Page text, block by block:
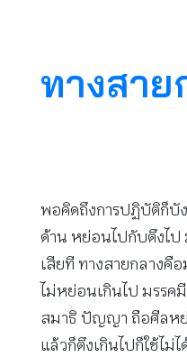
ทางสาย
พอคิดถึงการปฏิบัติก็บั
ด้าน หย่อนไปกับตึงไป
เสียที ทางสายกลางคื
ไม่หย่อนเกินไป มรรค
สมาธิ ปัญญา ถือศีลหย่
แล้วก็ตึงเกินไปก็ใช้ไม่